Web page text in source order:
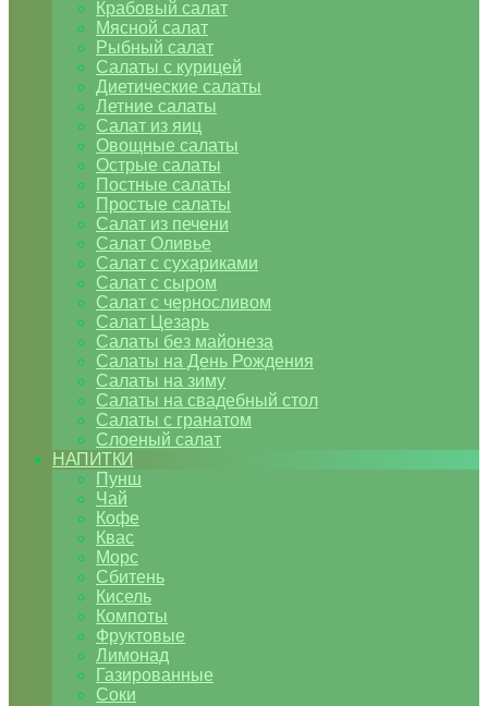
Крабовый салат
Мясной салат
Рыбный салат
Салаты с курицей
Диетические салаты
Летние салаты
Салат из яиц
Овощные салаты
Острые салаты
Постные салаты
Простые салаты
Салат из печени
Салат Оливье
Салат с сухариками
Салат с сыром
Салат с черносливом
Салат Цезарь
Салаты без майонеза
Салаты на День Рождения
Салаты на зиму
Салаты на свадебный стол
Салаты с гранатом
Слоеный салат
НАПИТКИ
Пунш
Чай
Кофе
Квас
Морс
Сбитень
Кисель
Компоты
Фруктовые
Лимонад
Газированные
Соки